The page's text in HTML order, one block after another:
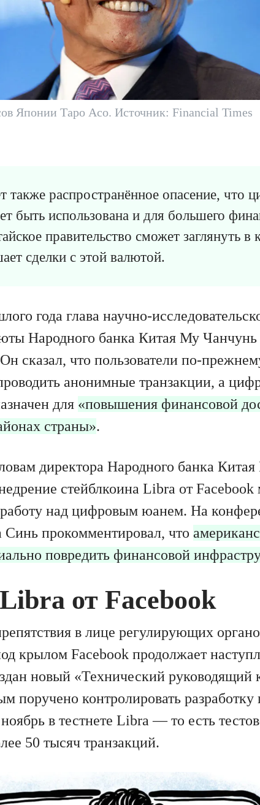
Японии Таро Асо. Источник: Financial Times
также распространённое опасение, что
быть использована и для большего
правительство сможет заглянуть
сделки с этой валютой.
года глава научно-
Народного банка Китая Му Чанчунь
сказал, что пользователи по-
анонимные транзакции, а
для «повышения финансовой
страны».
директора Народного банка
стейблкоина Libra от
работу над цифровым юанем. На
Синь прокомментировал, что
повредить финансовой
от Facebook
в лице регулирующих
крылом Facebook продолжает
новый «Технический руководящий
поручено контролировать разработку
в тестнете Libra — то есть
50 тысяч транзакций.